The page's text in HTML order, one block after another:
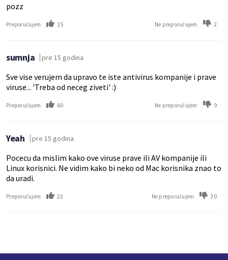
pozz
Preporučujem 15 Ne preporučujem 2
sumnja pre 15 godina
Sve vise verujem da upravo te iste antivirus kompanije i prave
viruse... 'Treba od neceg ziveti' :)
Preporučujem 60 Ne preporučujem 9
Yeah pre 15 godina
Pocecu da mislim kako ove viruse prave ili AV kompanije ili
Linux korisnici. Ne vidim kako bi neko od Mac korisnika znao to
da uradi.
Preporučujem 22 Ne preporučujem 30